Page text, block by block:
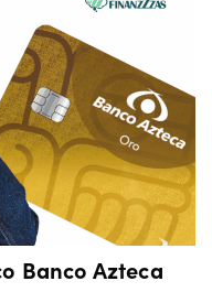
Banco Azteca